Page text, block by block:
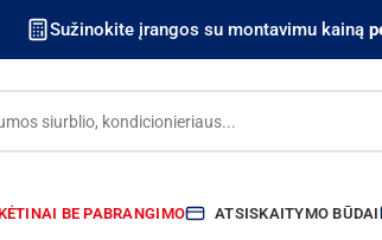
Sužinokite įrangos su montavimu kainą
BE PABRANGIMO ATSISKAITYMO BŪDAI